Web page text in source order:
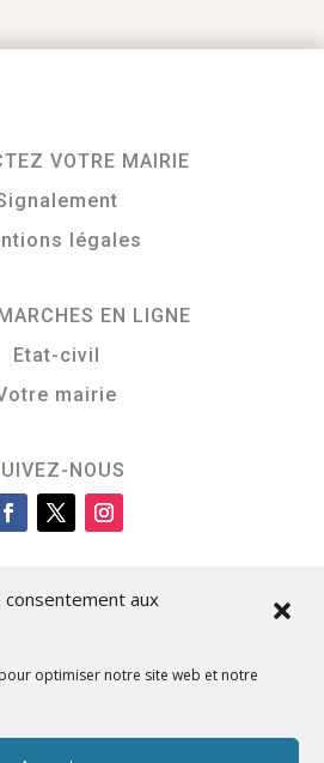
consentement aux
optimiser notre site web et notre
VOTRE MAIRIE
légales
EN LIGNE
Etat-civil
mairie
NOUS
di L’Isula